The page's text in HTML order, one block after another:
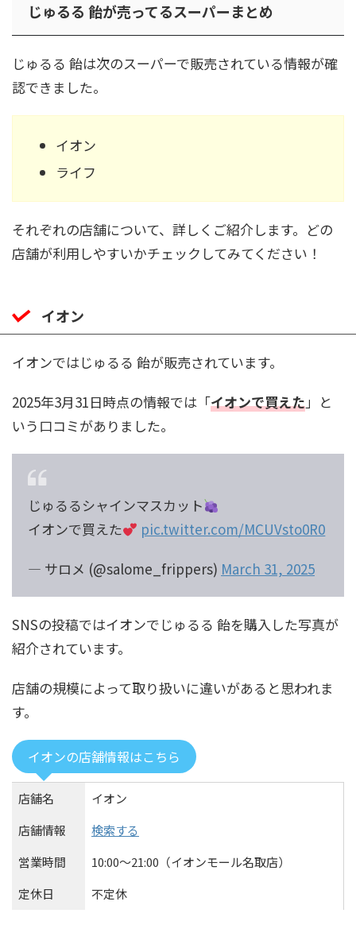
じゅるる 飴が売ってるスーパーまとめ
じゅるる 飴は次のスーパーで販売されている情報が確
認できました。
イオン
ライフ
それぞれの店舗について、詳しくご紹介します。どの
店舗が利用しやすいかチェックしてみてください！
イオン
イオンではじゅるる 飴が販売されています。
2025年3月31日時点の情報では「イオンで買えた」と
いう口コミがありました。
じゅるるシャインマスカット
イオンで買えた
pic.twitter.com/MCUVsto0R0
— サロメ (@salome_frippers) March 31, 2025
SNSの投稿ではイオンでじゅるる 飴を購入した写真が
紹介されています。
店舗の規模によって取り扱いに違いがあると思われま
す。
イオンの店舗情報はこちら
店舗名
イオン
店舗情報
検索する
営業時間
10:00〜21:00（イオンモール名取店）
定休日
不定休